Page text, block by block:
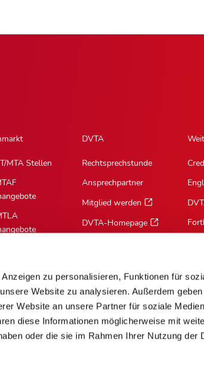
zu personalisieren, Funktionen für
Website zu analysieren. Außerdem
Website an unsere Partner für soziale
diese Informationen möglicherweise mit
oder die sie im Rahmen Ihrer Nutzung der
MTA Stellen
DVTA
Rechtsprechstunde
Ansprechpartner
Mitglied werden
DVTA-Homepage